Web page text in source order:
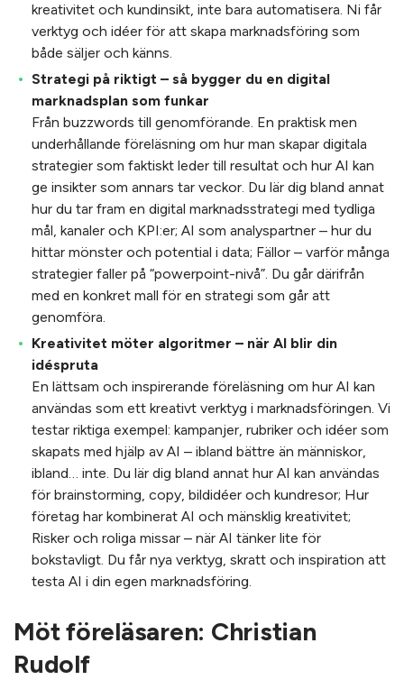
kreativitet och kundinsikt, inte bara automatisera. Ni får
verktyg och idéer för att skapa marknadsföring som
både säljer och känns.
Strategi på riktigt – så bygger du en digital
marknadsplan som funkar
Från buzzwords till genomförande. En praktisk men
underhållande föreläsning om hur man skapar digitala
strategier som faktiskt leder till resultat och hur AI kan
ge insikter som annars tar veckor. Du lär dig bland annat
hur du tar fram en digital marknadsstrategi med tydliga
mål, kanaler och KPI:er; AI som analyspartner – hur du
hittar mönster och potential i data; Fällor – varför många
strategier faller på “powerpoint-nivå”. Du går därifrån
med en konkret mall för en strategi som går att
genomföra.
Kreativitet möter algoritmer – när AI blir din
idéspruta
En lättsam och inspirerande föreläsning om hur AI kan
användas som ett kreativt verktyg i marknadsföringen. Vi
testar riktiga exempel: kampanjer, rubriker och idéer som
skapats med hjälp av AI – ibland bättre än människor,
ibland… inte. Du lär dig bland annat hur AI kan användas
för brainstorming, copy, bildidéer och kundresor; Hur
företag har kombinerat AI och mänsklig kreativitet;
Risker och roliga missar – när AI tänker lite för
bokstavligt. Du får nya verktyg, skratt och inspiration att
testa AI i din egen marknadsföring.
Möt föreläsaren: Christian
Rudolf